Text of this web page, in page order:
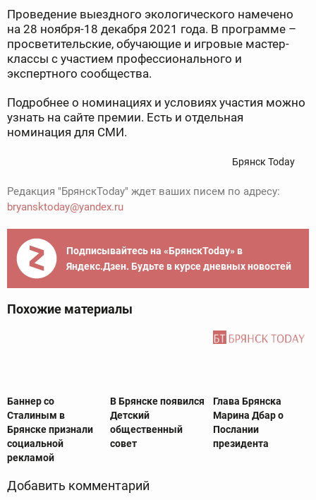
Проведение выездного экологического намечено
на 28 ноября-18 декабря 2021 года. В программе –
просветительские, обучающие и игровые мастер-
классы с участием профессионального и
экспертного сообщества.
Подробнее о номинациях и условиях участия можно
узнать на сайте премии. Есть и отдельная
номинация для СМИ.
Брянск Today
Редакция "БрянскToday" ждет ваших писем по адресу:
bryansktoday@yandex.ru
Подписывайтесь на «БрянскToday» в
Яндекс.Дзен. Будьте в курсе дневных новостей
Похожие материалы
Баннер со
Сталиным в
Брянске признали
социальной
рекламой
В Брянске появился
Детский
общественный
совет
Глава Брянска
Марина Дбар о
Послании
президента
Добавить комментарий